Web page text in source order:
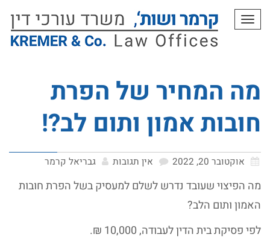
תפריט
מה המחיר של הפרת
חובות אמון ותום לב?!
אוקטובר 20, 2022 אין תגובות גבריאל קרמר
מה הפיצוי שעובד נדרש לשלם למעסיק בשל הפרת חובות
האמון ותום הלב?
לפי פסיקת בית הדין לעבודה, 10,000 ₪.